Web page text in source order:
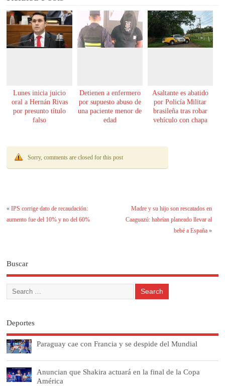
Lunes inicia juicio
oral a Hernán Rivas
por presunto título
falso
Detienen a enfermero
por supuesto abuso de
una paciente menor de
edad
Asaltante es abatido
por Policía Militar
brasileña tras robar
vehículo con chapa
Sorry, comments are closed for this post
«IPS corrige dato de recaudación:
aumento fue del 10% y no del 60%
Madre y su hijo son rescatados en
Caaguazú: habrían planeado llevar al
bebé a España»
Buscar
Deportes
Paraguay cae con Francia y se despide del Mundial
Anuncian que Shakira actuará en la final de la Copa
América